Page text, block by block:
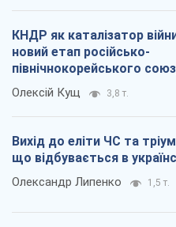
КНДР як каталізатор
новий етап російсько-
північнокорейського
Олексій Кущ 3,8 т.
Вихід до еліти ЧС та
що відбувається в
Олександр Липенко 1,5 т.